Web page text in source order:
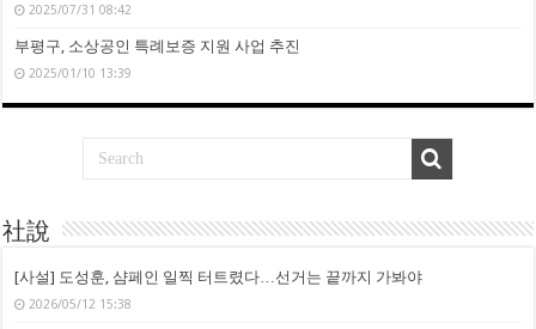
2025/07/31 08:42
부평구, 소상공인 특례보증 지원 사업 추진
2025/01/10 13:39
社說
[사설] 도성훈, 샴페인 일찍 터트렸다…선거는 끝까지 가봐야
2026/05/12 15:38